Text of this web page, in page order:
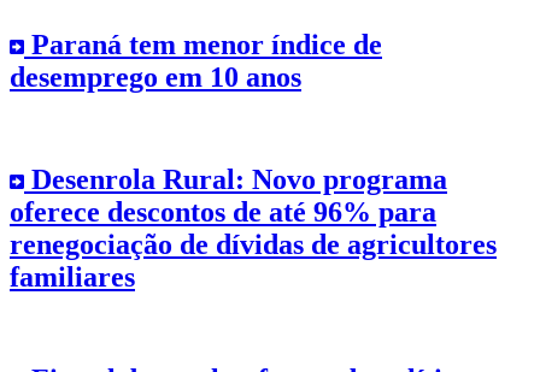
Paraná tem menor índice de
desemprego em 10 anos
Desenrola Rural: Novo programa
oferece descontos de até 96% para
renegociação de dívidas de agricultores
familiares